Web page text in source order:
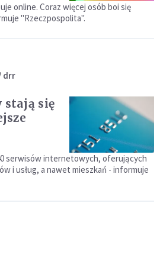
online. Coraz więcej osób boi się
"Rzeczpospolita".
drr
stają się
serwisów internetowych, oferujących
i usług, a nawet mieszkań - informuje